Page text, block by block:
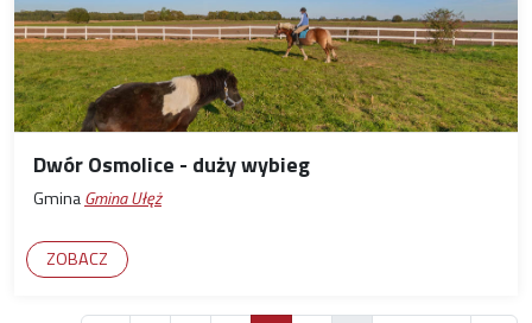
Dwór Osmolice - duży wybieg
GminaGmina Ułęż
ZOBACZ